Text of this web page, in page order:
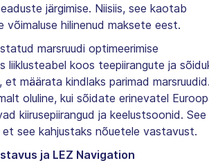
järgimise. Niisiis, see kaotab
hilinenud maksete eest.
marsruudi optimeerimise
liiklusteabel koos teepiirangute ja
määrata kindlaks parimad
oluline, kui sõidate erinevatel
kiirusepiirangud ja keelustsoonid. See
see kahjustaks nõuetele vastavust.
ja LEZ Navigation